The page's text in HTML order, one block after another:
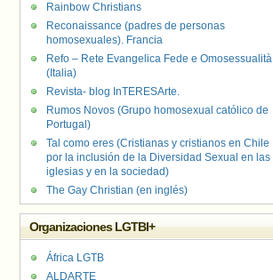
Rainbow Christians
Reconaissance (padres de personas
homosexuales). Francia
Refo – Rete Evangelica Fede e Omosessualità
(Italia)
Revista- blog InTERESArte.
Rumos Novos (Grupo homosexual católico de
Portugal)
Tal como eres (Cristianas y cristianos en Chile
por la inclusión de la Diversidad Sexual en las
iglesias y en la sociedad)
The Gay Christian (en inglés)
Organizaciones LGTBI+
África LGTB
ALDARTE